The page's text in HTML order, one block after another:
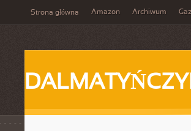
Strona główna Amazon Archiwum Gaz